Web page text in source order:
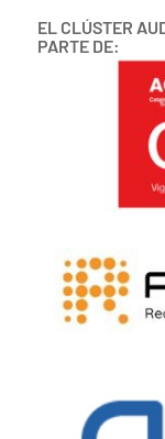
EL CLÚSTER
PARTE DE: